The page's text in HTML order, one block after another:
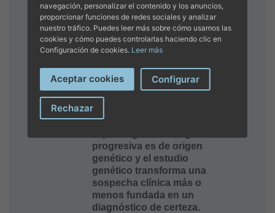
genéticos.
También podrán acudir
pacientes adultos con un
antecedentes de
enfermedad
neurodegenerativa para
estudio presintomático. Un
porcentaje muy elevado de
progresiva es de origen
genético y el estudio
genético transforma una
sospecha clínica más o
menos fundada en un
diagnóstico de certeza.
navegación, personalizar el contenido y los anuncios,
proporcionar funciones de redes sociales y analizar
nuestro tráfico. Puedes leer más sobre cómo usamos las
cookies y cómo puedes controlarlas haciendo clic en
Configuración de cookies. Leer más
Aceptar cookies Configurar
Rechazar